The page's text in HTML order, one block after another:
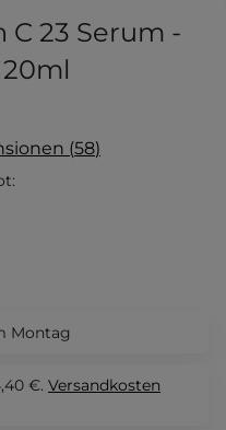
C 23 Serum -
58
Montag
€. Versandkosten